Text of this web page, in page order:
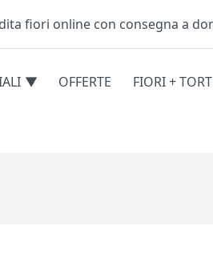
Testata
fiori online con consegna a
OFFERTE FIORI +